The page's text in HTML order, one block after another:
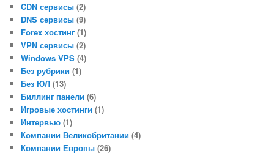
CDN сервисы (2)
DNS сервисы (9)
Forex хостинг (1)
VPN сервисы (2)
Windows VPS (4)
Без рубрики (1)
Без ЮЛ (13)
Биллинг панели (6)
Игровые хостинги (1)
Интервью (1)
Компании Великобритании (4)
Компании Европы (26)